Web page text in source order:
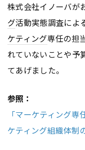
株式会社イノーバが
グ活動実態調査によ
ケティング専任の担
れていないことや予
てあげました。
参照：
「マーケティング
ケティング組織体制